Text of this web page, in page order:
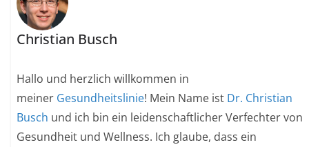
Christian Busch
Hallo und herzlich willkommen in
meiner Gesundheitslinie! Mein Name ist Dr. Christian
Busch und ich bin ein leidenschaftlicher Verfechter von
Gesundheit und Wellness. Ich glaube, dass ein